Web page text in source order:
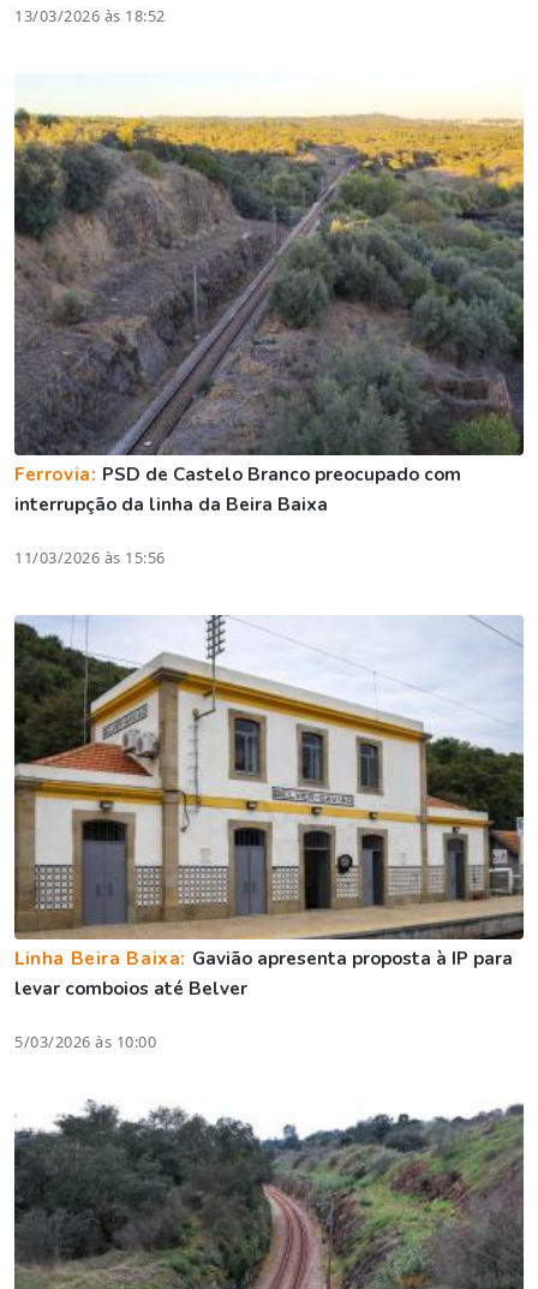
13/03/2026 às 18:52
Ferrovia: PSD de Castelo Branco preocupado com
interrupção da linha da Beira Baixa
11/03/2026 às 15:56
Linha Beira Baixa: Gavião apresenta proposta à IP para
levar comboios até Belver
5/03/2026 às 10:00